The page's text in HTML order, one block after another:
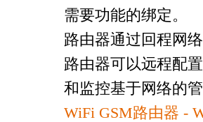
需要功能的绑定。
路由器通过回程网
路由器可以远程配置
和监控基于网络的
WiFi GSM路由器 -